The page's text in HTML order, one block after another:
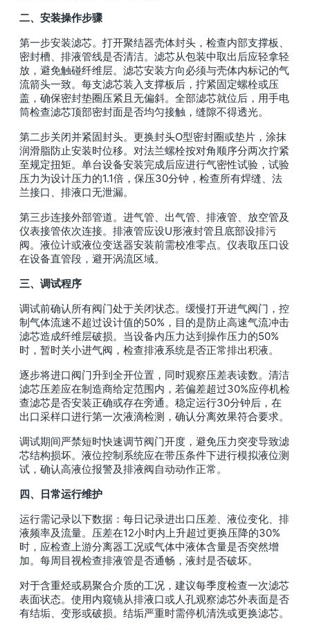
二、安装操作步骤
第一步安装滤芯。打开聚结器壳体封头，检查内部支撑板、
密封槽、排液管线是否清洁。滤芯从包装中取出后应轻拿轻
放，避免触碰纤维层。滤芯安装方向必须与壳体内标记的气
流箭头一致。每支滤芯装入支撑板后，拧紧固定螺栓或压
盖，确保密封垫圈压紧且无偏斜。全部滤芯就位后，用手电
筒检查滤芯顶部密封面是否均匀接触，缝隙不得透光。
第二步关闭并紧固封头。更换封头O型密封圈或垫片，涂抹
润滑脂防止安装时位移。对法兰螺栓按对角顺序分两次拧紧
至规定扭矩。单台设备安装完成后应进行气密性试验，试验
压力为设计压力的1.1倍，保压30分钟，检查所有焊缝、法
兰接口、排液口无泄漏。
第三步连接外部管道。进气管、出气管、排液管、放空管及
仪表接管依次连接。排液管应设U形液封管且底部设排污
阀。液位计或液位变送器安装前需校准零点。仪表取压口设
在设备直管段，避开涡流区域。
三、调试程序
调试前确认所有阀门处于关闭状态。缓慢打开进气阀门，控
制气体流速不超过设计值的50%，目的是防止高速气流冲击
滤芯造成纤维层破损。当设备内压力达到操作压力的50%
时，暂时关小进气阀，检查排液系统是否正常排出积液。
逐步将进口阀门升到全开位置，同时观察压差表读数。清洁
滤芯压差应在制造商给定范围内，若偏差超过30%应停机检
查滤芯是否安装正确或存在旁通。稳定运行30分钟后，在
出口采样口进行第一次液滴检测，确认分离效果符合要求。
调试期间严禁短时快速调节阀门开度，避免压力突变导致滤
芯结构损坏。液位控制系统应在带压条件下进行模拟液位测
试，确认高液位报警及排液阀自动动作正常。
四、日常运行维护
运行需记录以下数据：每日记录进出口压差、液位变化、排
液频率及流量。压差在12小时内上升超过更换压降的30%
时，应检查上游分离器工况或气体中液体含量是否突然增
加。每周目视检查排液管是否通畅，液封是否破坏。
对于含重烃或易聚合介质的工况，建议每季度检查一次滤芯
表面状态。使用内窥镜从排液口或人孔观察滤芯外表面是否
有结垢、变形或破损。结垢严重时需停机清洗或更换滤芯。